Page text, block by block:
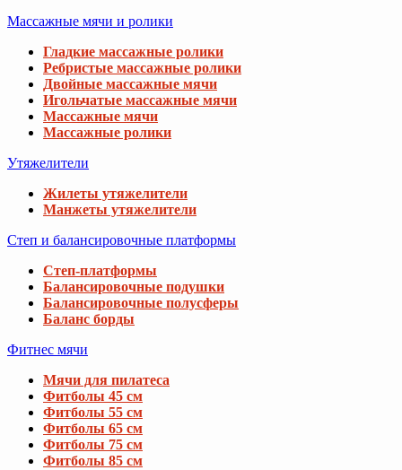
Массажные мячи и ролики
Гладкие массажные ролики
Ребристые массажные ролики
Двойные массажные мячи
Игольчатые массажные мячи
Массажные мячи
Массажные ролики
Утяжелители
Жилеты утяжелители
Манжеты утяжелители
Степ и балансировочные платформы
Степ-платформы
Балансировочные подушки
Балансировочные полусферы
Баланс борды
Фитнес мячи
Мячи для пилатеса
Фитболы 45 см
Фитболы 55 см
Фитболы 65 см
Фитболы 75 см
Фитболы 85 см